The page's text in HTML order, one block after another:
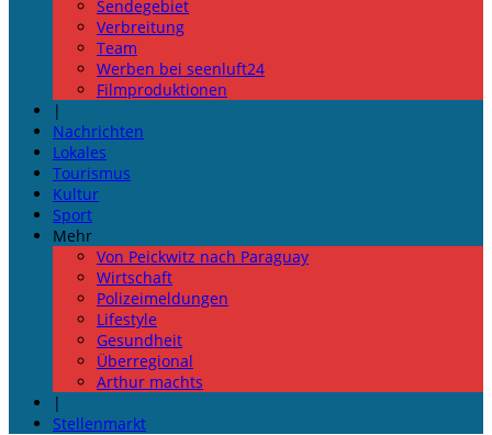
Sendegebiet
Verbreitung
Team
Werben bei seenluft24
Filmproduktionen
|
Nachrichten
Lokales
Tourismus
Kultur
Sport
Mehr
Von Peickwitz nach Paraguay
Wirtschaft
Polizeimeldungen
Lifestyle
Gesundheit
Überregional
Arthur machts
|
Stellenmarkt